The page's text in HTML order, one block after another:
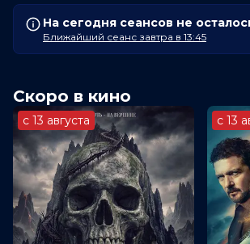
На сегодня сеансов не
Ближайший сеанс завтра в 13:45
Скоро в кино
с 13 августа с 13